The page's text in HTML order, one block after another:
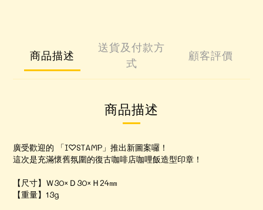
商品描述
送貨及付款方
式
顧客評價
商品描述
廣受歡迎的 「I♡STAMP」推出新圖案囉！
這次是充滿懷舊氛圍的復古咖啡店咖哩飯造型印章！
【尺寸】Ｗ30×Ｄ30×Ｈ24㎜
【重量】13g